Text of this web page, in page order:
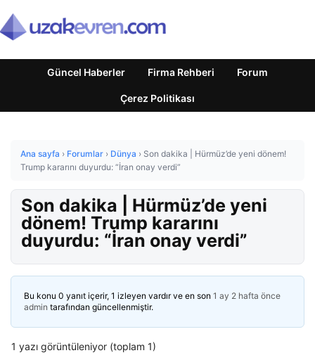
Güncel Haberler Firma Rehberi Forum
Çerez Politikası
Ana sayfa › Forumlar › Dünya › Son dakika | Hürmüz’de yeni dönem!
Trump kararını duyurdu: “İran onay verdi”
Son dakika | Hürmüz’de yeni
dönem! Trump kararını
duyurdu: “İran onay verdi”
Bu konu 0 yanıt içerir, 1 izleyen vardır ve en son 1 ay 2 hafta önce
admin tarafından güncellenmiştir.
1 yazı görüntüleniyor (toplam 1)